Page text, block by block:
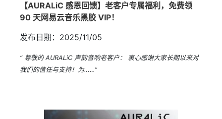
【AURALiC 感恩回馈】老客户专属福利，免费领
90 天网易云音乐黑胶 VIP！
发布日期：2025/11/05
“ 尊敬的 AURALiC 声韵音响老客户： 衷心感谢大家长期以来对
我们的信任与支持！为……”